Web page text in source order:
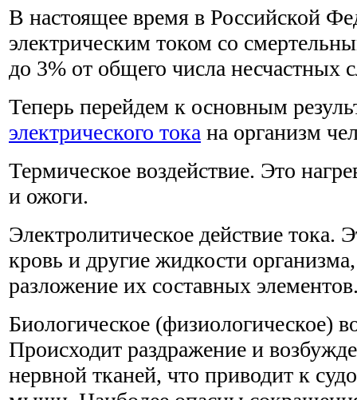
В настоящее время в Российской
электрическим током со
до 3% от общего числа несчастных
Теперь перейдем к основным
электрического тока на организм
Термическое воздействие. Это
и ожоги.
Электролитическое действие тока.
кровь и другие жидкости
разложение их составных
Биологическое (физиологическое)
Происходит раздражение и
нервной тканей, что приводит к